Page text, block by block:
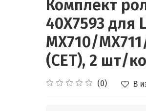
Комплект
40X7593 для
MX710/
(CET), 2 шт/
(0) В